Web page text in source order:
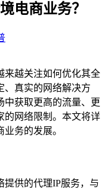
电商业务？
来越关注如何优化其全
、真实的网络解决方
中获取更高的流量、更
的网络限制。本文将详
务的发展。
提供的代理IP服务，与